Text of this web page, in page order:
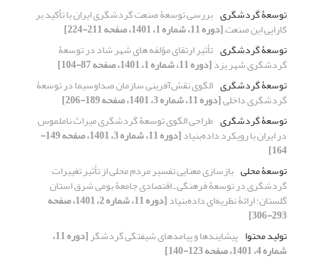
توسعۀ گردشگری بررسی توسعۀ صنعت گردشگری ایران با تأکید بر
کارایی این صنعت[دوره 11، شماره 1، 1401، صفحه 211-224]
توسعۀ گردشگری تأثیر ارتقای مؤلفه‏ های شهر شاد در توسعۀ
گردشگری شهر یزد[دوره 11، شماره 1، 1401، صفحه 87-104]
توسعۀ گردشگری الگوی نقش‌آفرینی سازمان صداوسیما در توسعۀ
گردشگری داخلی[دوره 11، شماره 3، 1401، صفحه 189-206]
توسعۀ گردشگری طراحی الگوی توسعۀ گردشگری میراث ناملموس
در ایران با رویکرد داده‌بنیاد [دوره 11، شماره 3، 1401، صفحه 149-
164]
توسعۀ محلی بازسازی معنایی تفسیر مردم محلی از تأثیر تغییرات
گردشگری در توسعۀ فرهنگی ـ اقتصادی جامعۀ بومی شرق استان
گلستان: ارائۀ نظریه‏‌ای داده‏‌بنیاد [دوره 11، شماره 2، 1401، صفحه
293-306]
تولید محتوا پیشایندها و پیامدهای شیفتگی گردشگر [دوره 11،
شماره 4، 1401، صفحه 123-140]